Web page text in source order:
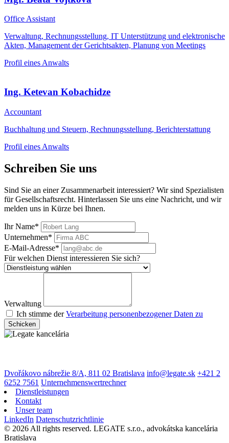
Office Assistant
Verwaltung, Rechnungsstellung, IT Unterstützung und elektronische
Akten, Management der Gerichtsakten, Planung von Meetings
Profil eines Anwalts
Ing. Ketevan Kobachidze
Accountant
Buchhaltung und Steuern, Rechnungsstellung, Berichterstattung
Profil eines Anwalts
Schreiben Sie uns
Sind Sie an einer Zusammenarbeit interessiert? Wir sind Spezialisten
für Gesellschaftsrecht. Hinterlassen Sie uns eine Nachricht, und wir
melden uns in Kürze bei Ihnen.
Ihr Name*
Unternehmen*
E-Mail-Adresse*
Für welchen Dienst interessieren Sie sich?
Verwaltung
Ich stimme derVerarbeitung personenbezogener Daten zu
Schicken
Dvořákovo nábrežie 8/A, 811 02 Bratislava info@legate.sk +421 2
6252 7561 Unternehmenswertrechner
Dienstleistungen
Kontakt
Unser team
LinkedIn Datenschutzrichtlinie
© 2026 All rights reserved. LEGATE s.r.o., advokátska kancelária
Bratislava